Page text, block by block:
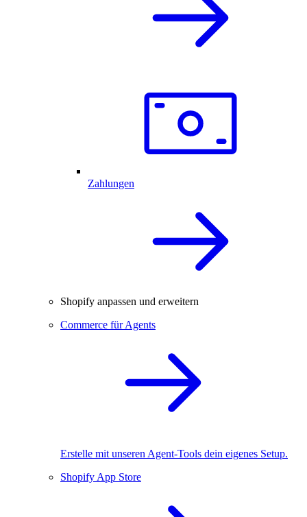
Zahlungen
Shopify anpassen und erweitern
Commerce für Agents
Erstelle mit unseren Agent-Tools dein eigenes Setup.
Shopify App Store